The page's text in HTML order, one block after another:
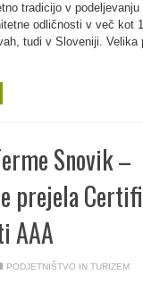
tradicijo v podeljevanju
odličnosti v več kot
tudi v Sloveniji. Velika
Snovik –
prejela
AAA
PODJETNIŠTVO IN TURIZEM